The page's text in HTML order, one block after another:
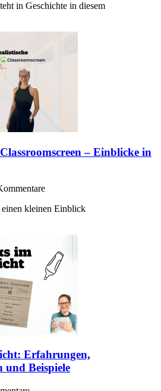
in Geschichte in diesem
– Einblicke in
kleinen Einblick
Erfahrungen,
und Beispiele